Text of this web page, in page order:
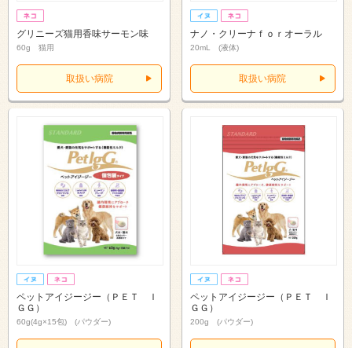
グリニーズ猫用香味サーモン味
60g 猫用
取扱い病院
ナノ・クリーナｆｏｒオーラル
20mL (液体)
取扱い病院
ペットアイジージー（ＰＥＴ Ｉ
ＧＧ）
60g(4g×15包) (パウダー)
ペットアイジージー（ＰＥＴ Ｉ
ＧＧ）
200g (パウダー)